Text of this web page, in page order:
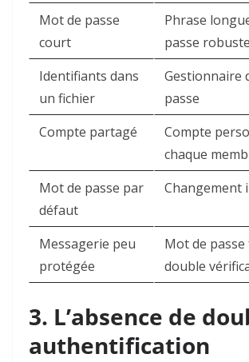
Mot de passe
court
Phrase
passe robuste
Identifiants dans
un fichier
Gestionnaire
passe
Compte partagé
Compte
chaque
Mot de passe par
défaut
Changement
Messagerie peu
protégée
Mot de
double
3. L’absence de
authentification